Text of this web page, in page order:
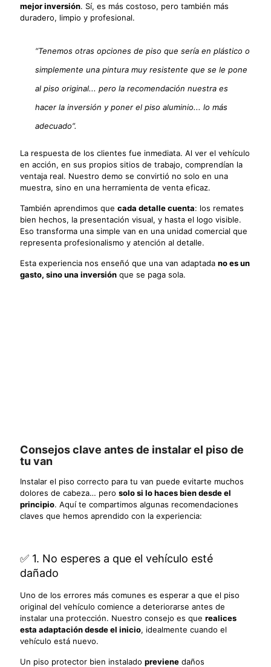
mejor inversión. Sí, es más costoso, pero también más
duradero, limpio y profesional.
“Tenemos otras opciones de piso que sería en plástico o
simplemente una pintura muy resistente que se le pone
al piso original... pero la recomendación nuestra es
hacer la inversión y poner el piso aluminio... lo más
adecuado”.
La respuesta de los clientes fue inmediata. Al ver el vehículo
en acción, en sus propios sitios de trabajo, comprendían la
ventaja real. Nuestro demo se convirtió no solo en una
muestra, sino en una herramienta de venta eficaz.
También aprendimos que cada detalle cuenta: los remates
bien hechos, la presentación visual, y hasta el logo visible.
Eso transforma una simple van en una unidad comercial que
representa profesionalismo y atención al detalle.
Esta experiencia nos enseñó que una van adaptada no es un
gasto, sino una inversión que se paga sola.
Consejos clave antes de instalar el piso de
tu van
Instalar el piso correcto para tu van puede evitarte muchos
dolores de cabeza… pero solo si lo haces bien desde el
principio. Aquí te compartimos algunas recomendaciones
claves que hemos aprendido con la experiencia:
✅ 1. No esperes a que el vehículo esté
dañado
Uno de los errores más comunes es esperar a que el piso
original del vehículo comience a deteriorarse antes de
instalar una protección. Nuestro consejo es que realices
esta adaptación desde el inicio, idealmente cuando el
vehículo está nuevo.
Un piso protector bien instalado previene daños